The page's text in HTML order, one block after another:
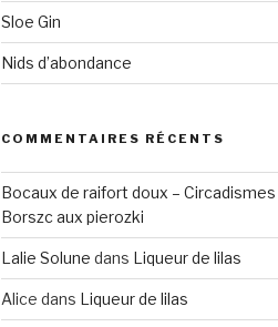
Sloe Gin
Nids d’abondance
COMMENTAIRES RÉCENTS
Bocaux de raifort doux – Circadismes
Borszc aux pierozki
Lalie Solune dans Liqueur de lilas
Alice dans Liqueur de lilas